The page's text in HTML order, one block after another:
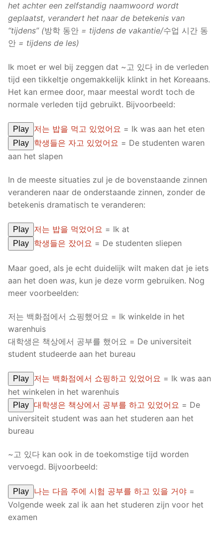
het achter een zelfstandig naamwoord wordt
geplaatst, verandert het naar de betekenis van
“tijdens” (방학 동안 = tijdens de vakantie/수업 시간 동
안 = tijdens de les)
Ik moet er wel bij zeggen dat ~고 있다 in de verleden
tijd een tikkeltje ongemakkelijk klinkt in het Koreaans.
Het kan ermee door, maar meestal wordt toch de
normale verleden tijd gebruikt. Bijvoorbeeld:
Play 저는 밥을 먹고 있었어요 = Ik was aan het eten
Play 학생들은 자고 있었어요 = De studenten waren
aan het slapen
In de meeste situaties zul je de bovenstaande zinnen
veranderen naar de onderstaande zinnen, zonder de
betekenis dramatisch te veranderen:
Play 저는 밥을 먹었어요 = Ik at
Play 학생들은 잤어요 = De studenten sliepen
Maar goed, als je echt duidelijk wilt maken dat je iets
aan het doen was, kun je deze vorm gebruiken. Nog
meer voorbeelden:
저는 백화점에서 쇼핑했어요 = Ik winkelde in het
warenhuis
대학생은 책상에서 공부를 했어요 = De universiteit
student studeerde aan het bureau
Play 저는 백화점에서 쇼핑하고 있었어요 = Ik was aan
het winkelen in het warenhuis
Play 대학생은 책상에서 공부를 하고 있었어요 = De
universiteit student was aan het studeren aan het
bureau
~고 있다 kan ook in de toekomstige tijd worden
vervoegd. Bijvoorbeeld:
Play 나는 다음 주에 시험 공부를 하고 있을 거야 =
Volgende week zal ik aan het studeren zijn voor het
examen